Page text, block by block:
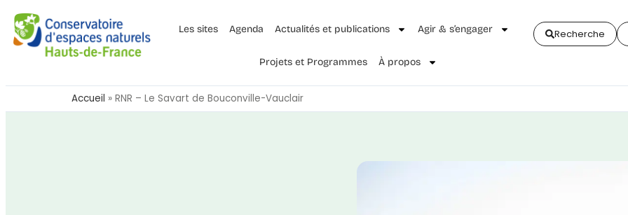
Les sites Agenda Actualités et publications Agir & s’engager
Projets et Programmes À propos
Recherche
Accueil » RNR – Le Savart de Bouconville-Vauclair